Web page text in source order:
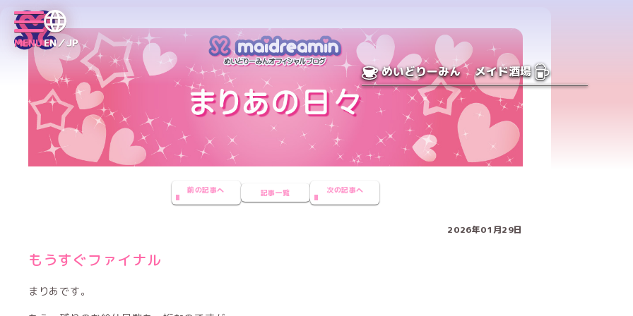
MENUEN／JP
めいどりーみん メイド酒場
前の記事へ 記事一覧 次の記事へ
2026年01月29日
もうすぐファイナル
まりあです。